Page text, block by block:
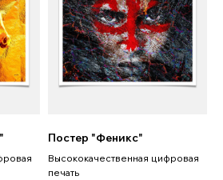
Постер "Феникс"
Высококачественная цифровая
печать